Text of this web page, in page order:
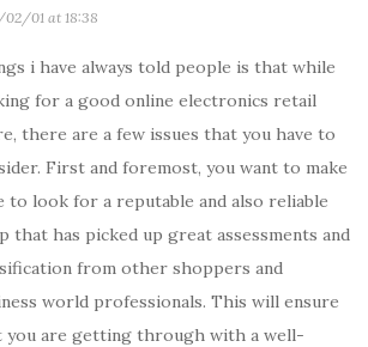
02/01 at 18:38
i have always told people is that while
for a good online electronics retail
there are a few issues that you have to
First and foremost, you want to make
to look for a reputable and also reliable
that has picked up great assessments and
from other shoppers and
world professionals. This will ensure
you are getting through with a well-